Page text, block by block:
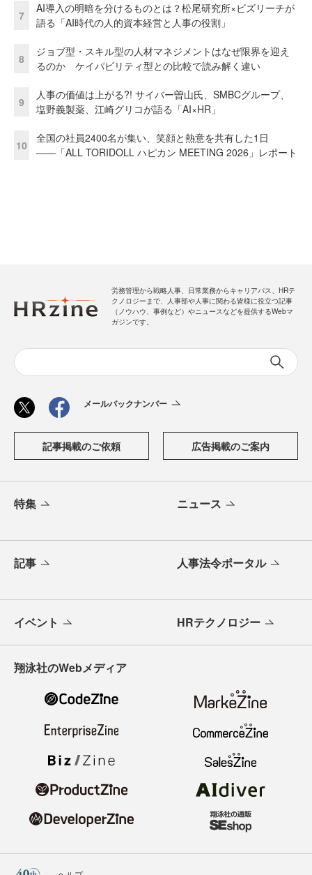
7
AI導入の明暗を分けるものとは？松尾研究所×ビズリーチが
語る「AI時代の人的資本経営と人事の役割」
8
ジョブ型・スキル型の人材マネジメントはなぜ限界を迎え
るのか ケイパビリティ型との比較で読み解く違い
9
人事の価値は上がる?! サイバー曽山氏、SMBCグループ、
塩野義製薬、江崎グリコが語る「AI×HR」
10
全国の社員2400名が集い、笑顔と熱意を共有した1日
――「ALL TORIDOLL ハピカン MEETING 2026」レポート
労務管理から戦略人事、日常業務からキャリアパス、HRテ
クノロジーまで、人事部や人事に関わる皆様に役立つ記事
（ノウハウ、事例など）やニュースなどを提供するWebマ
ガジンです。
メールバックナンバー
記事掲載のご依頼 広告掲載のご案内
特集 ニュース
記事 人事法令ポータル
イベント HRテクノロジー
翔泳社のWebメディア